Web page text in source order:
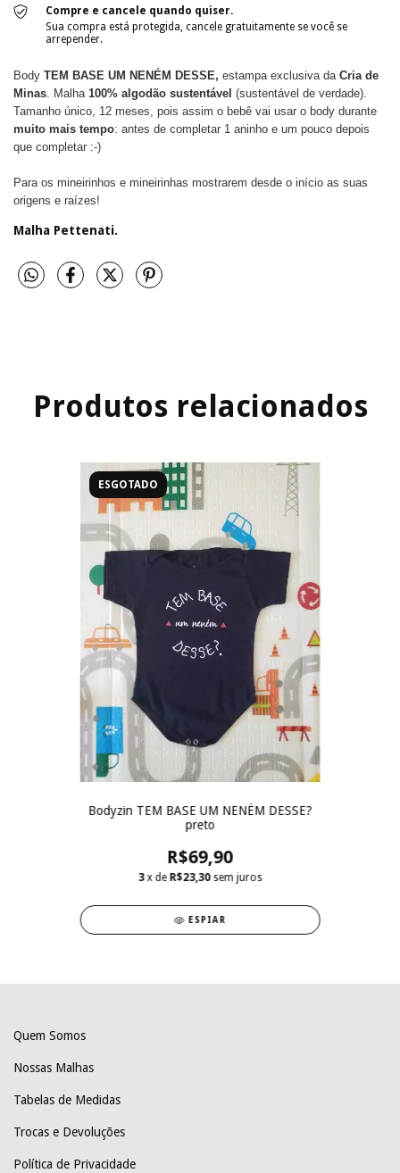
Compre e cancele quando quiser.
Sua compra está protegida, cancele gratuitamente se você se
arrepender.
Body TEM BASE UM NENÉM DESSE, estampa exclusiva da Cria de
Minas . Malha 100% algodão sustentável (sustentável de verdade).
Tamanho único, 12 meses, pois assim o bebê vai usar o body durante
muito mais tempo: antes de completar 1 aninho e um pouco depois
que completar :-)
Para os mineirinhos e mineirinhas mostrarem desde o início as suas
origens e raízes!
Malha Pettenati.
Produtos relacionados
ESGOTADO
Bodyzin TEM BASE UM NENÉM DESSE?
preto
R$69,90
3 x de R$23,30 sem juros
ESPIAR
Quem Somos
Nossas Malhas
Tabelas de Medidas
Trocas e Devoluções
Política de Privacidade